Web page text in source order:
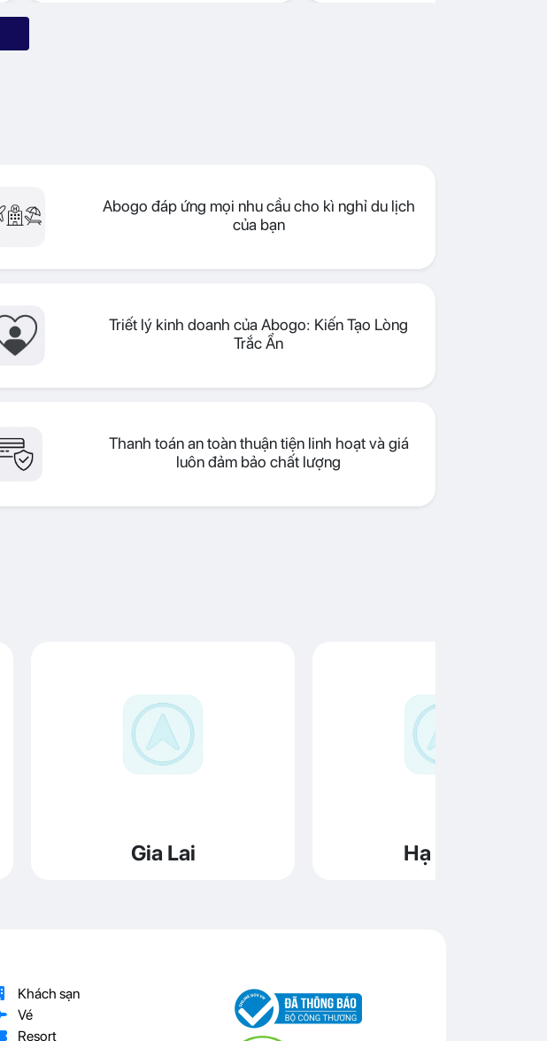
Abogo đáp ứng mọi nhu cầu cho kì nghỉ du lịch
của bạn
Triết lý kinh doanh của Abogo: Kiến Tạo Lòng
Trắc Ẩn
Thanh toán an toàn thuận tiện linh hoạt và giá
luôn đảm bảo chất lượng
Gia Lai Hạ Long
Khách sạn
Vé
Resort